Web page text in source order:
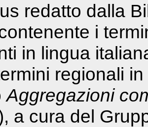
redatto dalla
i
in lingua
regionali
Aggregazioni
a cura del